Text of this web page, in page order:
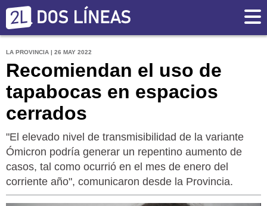
LA PROVINCIA | 26 MAY 2022
Recomiendan el uso de
tapabocas en espacios
cerrados
"El elevado nivel de transmisibilidad de la variante
Ómicron podría generar un repentino aumento de
casos, tal como ocurrió en el mes de enero del
corriente año", comunicaron desde la Provincia.